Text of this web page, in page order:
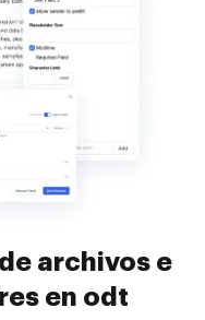
archivos e
en odt